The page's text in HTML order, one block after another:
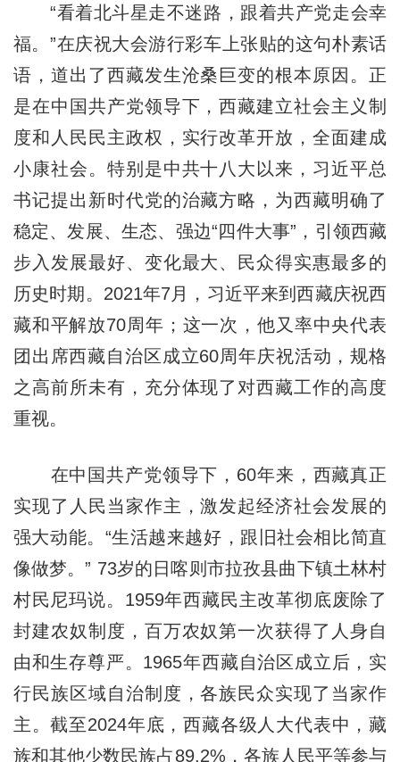
“看着北斗星走不迷路，跟着共产党走会幸
福。”在庆祝大会游行彩车上张贴的这句朴素话
语，道出了西藏发生沧桑巨变的根本原因。正
是在中国共产党领导下，西藏建立社会主义制
度和人民民主政权，实行改革开放，全面建成
小康社会。特别是中共十八大以来，习近平总
书记提出新时代党的治藏方略，为西藏明确了
稳定、发展、生态、强边“四件大事”，引领西藏
步入发展最好、变化最大、民众得实惠最多的
历史时期。2021年7月，习近平来到西藏庆祝西
藏和平解放70周年；这一次，他又率中央代表
团出席西藏自治区成立60周年庆祝活动，规格
之高前所未有，充分体现了对西藏工作的高度
重视。
在中国共产党领导下，60年来，西藏真正
实现了人民当家作主，激发起经济社会发展的
强大动能。“生活越来越好，跟旧社会相比简直
像做梦。” 73岁的日喀则市拉孜县曲下镇土林村
村民尼玛说。1959年西藏民主改革彻底废除了
封建农奴制度，百万农奴第一次获得了人身自
由和生存尊严。1965年西藏自治区成立后，实
行民族区域自治制度，各族民众实现了当家作
主。截至2024年底，西藏各级人大代表中，藏
族和其他少数民族占89.2%，各族人民平等参与